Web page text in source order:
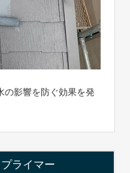
の影響を防ぐ効果を発
ライマー